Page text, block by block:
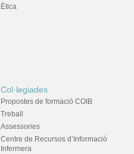
Ètica
Col·legiades
Propostes de formació COIB
Treball
Assessories
Centre de Recursos d’Informació
Infermera